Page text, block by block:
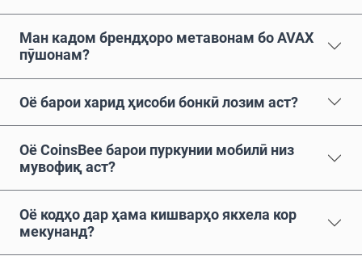
Ман кадом брендҳоро метавонам бо AVAX
пӯшонам?
Оё барои харид ҳисоби бонкӣ лозим аст?
Оё CoinsBee барои пуркунии мобилӣ низ
мувофиқ аст?
Оё кодҳо дар ҳама кишварҳо якхела кор
мекунанд?